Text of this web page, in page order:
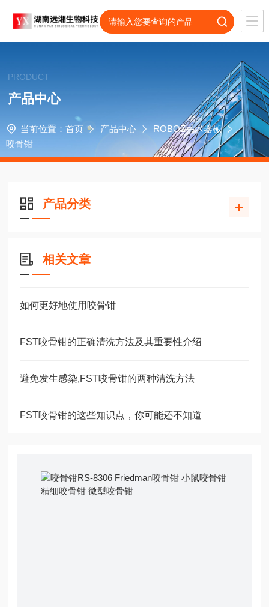
PRODUCT
产品中心
当前位置： 首页 产品中心
ROBOZ手术器械
咬骨钳
产品分类
相关文章
如何更好地使用咬骨钳
FST咬骨钳的正确清洗方法及其重要性介绍
避免发生感染,FST咬骨钳的两种清洗方法
FST咬骨钳的这些知识点，你可能还不知道